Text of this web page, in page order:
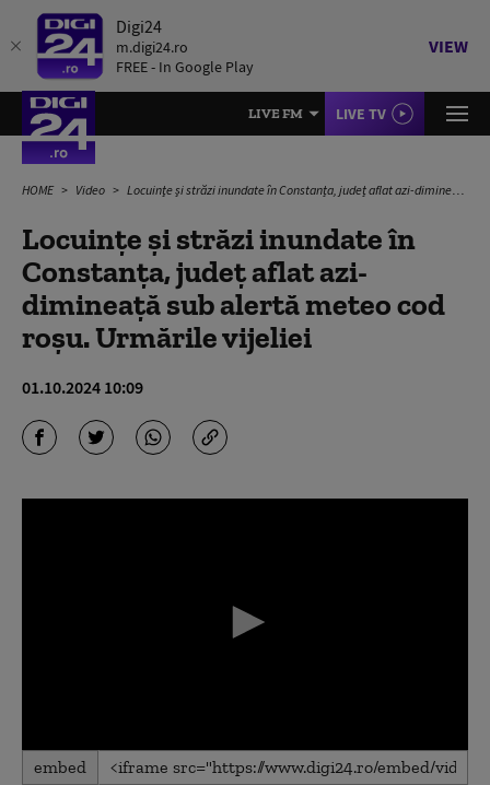
Digi24
m.digi24.ro
FREE - In Google Play
VIEW
LIVE FM LIVE TV
HOME Video Locuinţe şi străzi inundate în Constanța, județ aflat azi-dimineață sub alertă meteo cod roșu. Urmările vijeliei
Locuinţe şi străzi inundate în
Constanța, județ aflat azi-
dimineață sub alertă meteo cod
roșu. Urmările vijeliei
01.10.2024 10:09
0
seconds
embed